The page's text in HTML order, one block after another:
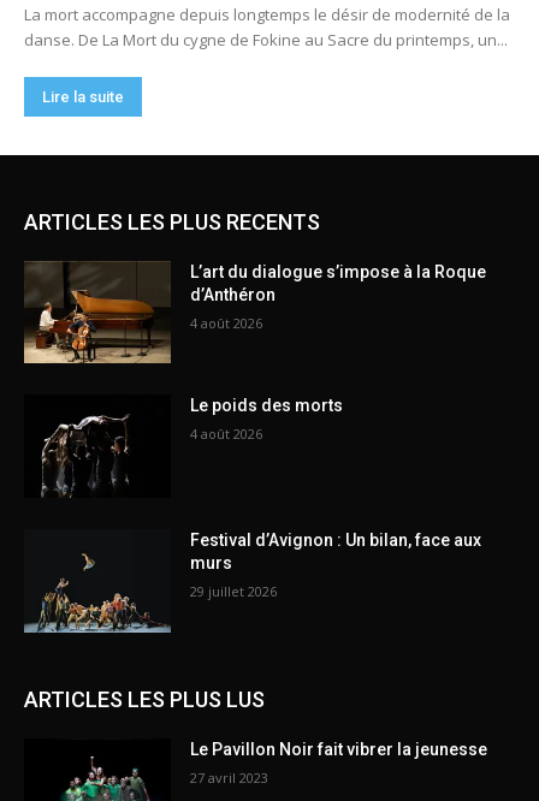
ARTICLES LES PLUS RECENTS
L’art du dialogue s’impose à la Roque
d’Anthéron
4 août 2026
Le poids des morts
4 août 2026
Festival d’Avignon : Un bilan, face aux
murs
29 juillet 2026
ARTICLES LES PLUS LUS
Le Pavillon Noir fait vibrer la jeunesse
27 avril 2023